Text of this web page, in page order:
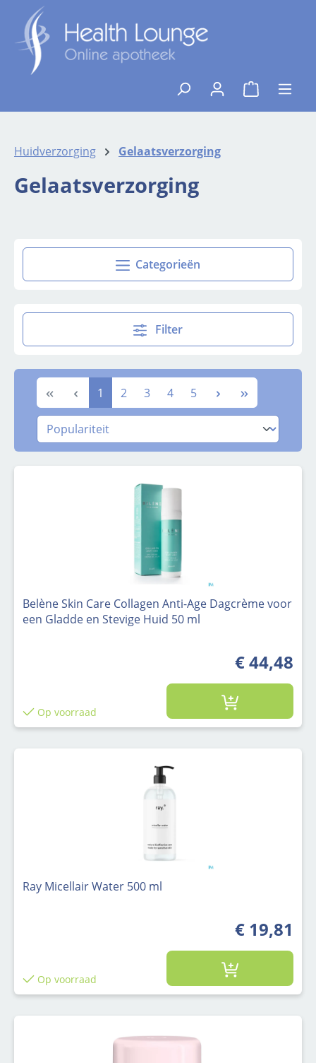
Ga naar de hoofdinhoud
{1}De
Huidverzorging Gelaatsverzorging
Gelaatsverzorging
Categorieën
Filter
Pagina
1 Pagina
2 Pagina
3 Pagina
4 Pagina
5
Belène Skin Care Collagen Anti-Age Dagcrème voor
een Gladde en Stevige Huid 50 ml
€ 44,48
Op voorraad
Ray Micellair Water 500 ml
€ 19,81
Op voorraad